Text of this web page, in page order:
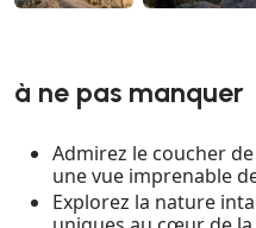
à ne pas manquer
Admirez le coucher
une vue imprenable
Explorez la nature